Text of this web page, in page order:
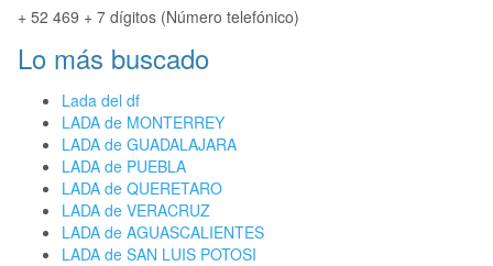
+ 52 469 + 7 dígitos (Número telefónico)
Lo más buscado
Lada del df
LADA de MONTERREY
LADA de GUADALAJARA
LADA de PUEBLA
LADA de QUERETARO
LADA de VERACRUZ
LADA de AGUASCALIENTES
LADA de SAN LUIS POTOSI